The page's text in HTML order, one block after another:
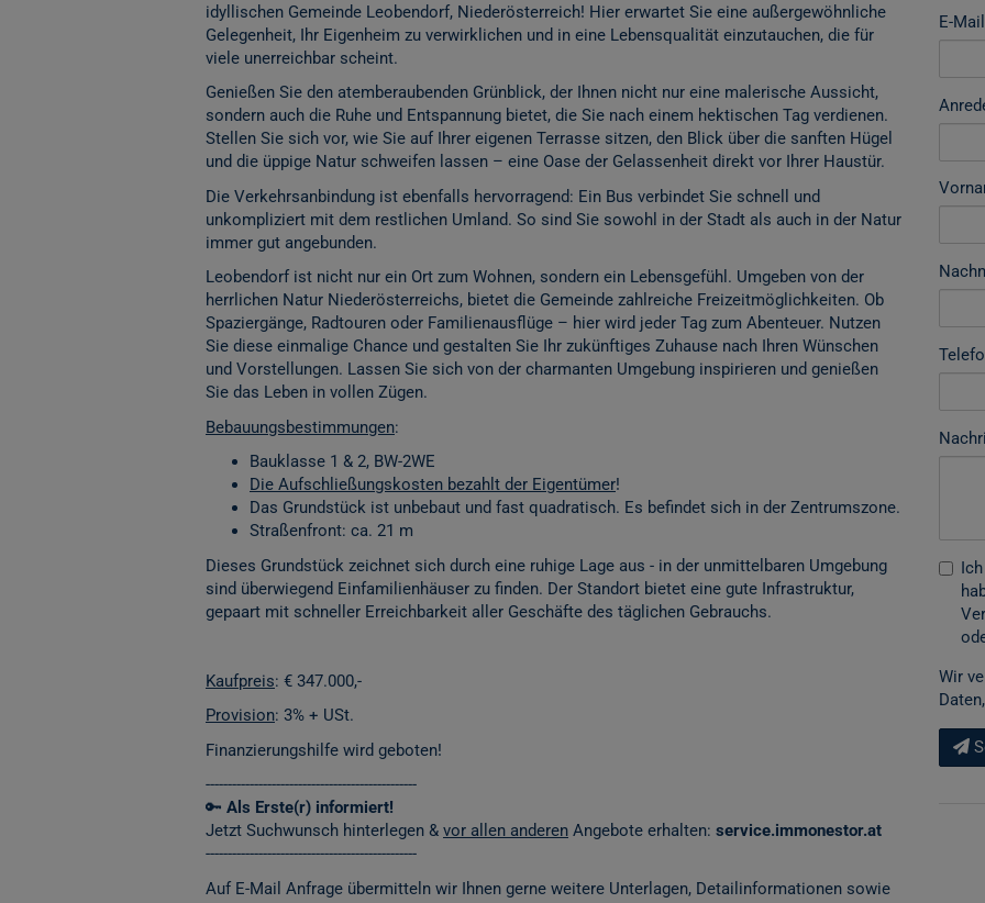
idyllischen Gemeinde Leobendorf, Niederösterreich! Hier erwartet Sie eine außergewöhnliche
Gelegenheit, Ihr Eigenheim zu verwirklichen und in eine Lebensqualität einzutauchen, die für
viele unerreichbar scheint.
Genießen Sie den atemberaubenden Grünblick, der Ihnen nicht nur eine malerische Aussicht,
sondern auch die Ruhe und Entspannung bietet, die Sie nach einem hektischen Tag verdienen.
Stellen Sie sich vor, wie Sie auf Ihrer eigenen Terrasse sitzen, den Blick über die sanften Hügel
und die üppige Natur schweifen lassen – eine Oase der Gelassenheit direkt vor Ihrer Haustür.
Die Verkehrsanbindung ist ebenfalls hervorragend: Ein Bus verbindet Sie schnell und
unkompliziert mit dem restlichen Umland. So sind Sie sowohl in der Stadt als auch in der Natur
immer gut angebunden.
Leobendorf ist nicht nur ein Ort zum Wohnen, sondern ein Lebensgefühl. Umgeben von der
herrlichen Natur Niederösterreichs, bietet die Gemeinde zahlreiche Freizeitmöglichkeiten. Ob
Spaziergänge, Radtouren oder Familienausflüge – hier wird jeder Tag zum Abenteuer. Nutzen
Sie diese einmalige Chance und gestalten Sie Ihr zukünftiges Zuhause nach Ihren Wünschen
und Vorstellungen. Lassen Sie sich von der charmanten Umgebung inspirieren und genießen
Sie das Leben in vollen Zügen.
Bebauungsbestimmungen:
Bauklasse 1 & 2, BW-2WE
Die Aufschließungskosten bezahlt der Eigentümer!
Das Grundstück ist unbebaut und fast quadratisch. Es befindet sich in der Zentrumszone.
Straßenfront: ca. 21 m
Dieses Grundstück zeichnet sich durch eine ruhige Lage aus - in der unmittelbaren Umgebung
sind überwiegend Einfamilienhäuser zu finden. Der Standort bietet eine gute Infrastruktur,
gepaart mit schneller Erreichbarkeit aller Geschäfte des täglichen Gebrauchs.
Kaufpreis: € 347.000,-
Provision: 3% + USt.
Finanzierungshilfe wird geboten!
------------------------------------------------
🔑 Als Erste(r) informiert!
Jetzt Suchwunsch hinterlegen & vor allen anderen Angebote erhalten: service.immonestor.at
------------------------------------------------
Auf E-Mail Anfrage übermitteln wir Ihnen gerne weitere Unterlagen, Detailinformationen sowie
E-Mail
Wir